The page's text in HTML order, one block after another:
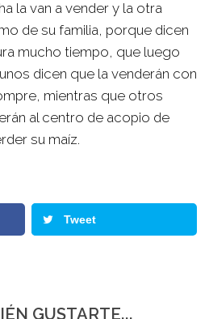
la van a vender y la otra
de su familia, porque dicen
mucho tiempo, que luego
dicen que la venderán con
mientras que otros
al centro de acopio de
su maíz.
Tweet
GUSTARTE...